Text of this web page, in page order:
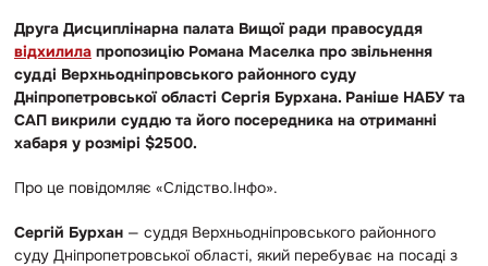
Друга Дисциплінарна палата Вищої ради правосуддя
відхилила пропозицію Романа Маселка про звільнення
судді Верхньодніпровського районного суду
Дніпропетровської області Сергія Бурхана. Раніше НАБУ та
САП викрили суддю та його посередника на отриманні
хабаря у розмірі $2500.
Про це повідомляє «Слідство.Інфо».
Сергій Бурхан — суддя Верхньодніпровського районного
суду Дніпропетровської області, який перебуває на посаді з